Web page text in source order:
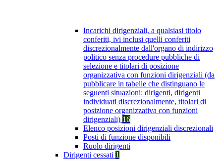
Incarichi dirigenziali, a qualsiasi titolo
conferiti, ivi inclusi quelli conferiti
discrezionalmente dall'organo di indirizzo
politico senza procedure pubbliche di
selezione e titolari di posizione
organizzativa con funzioni dirigenziali (da
pubblicare in tabelle che distinguano le
seguenti situazioni: dirigenti, dirigenti
individuati discrezionalmente, titolari di
posizione organizzativa con funzioni
dirigenziali) 16
Elenco posizioni dirigenziali discrezionali
Posti di funzione disponibili
Ruolo dirigenti
Dirigenti cessati 1